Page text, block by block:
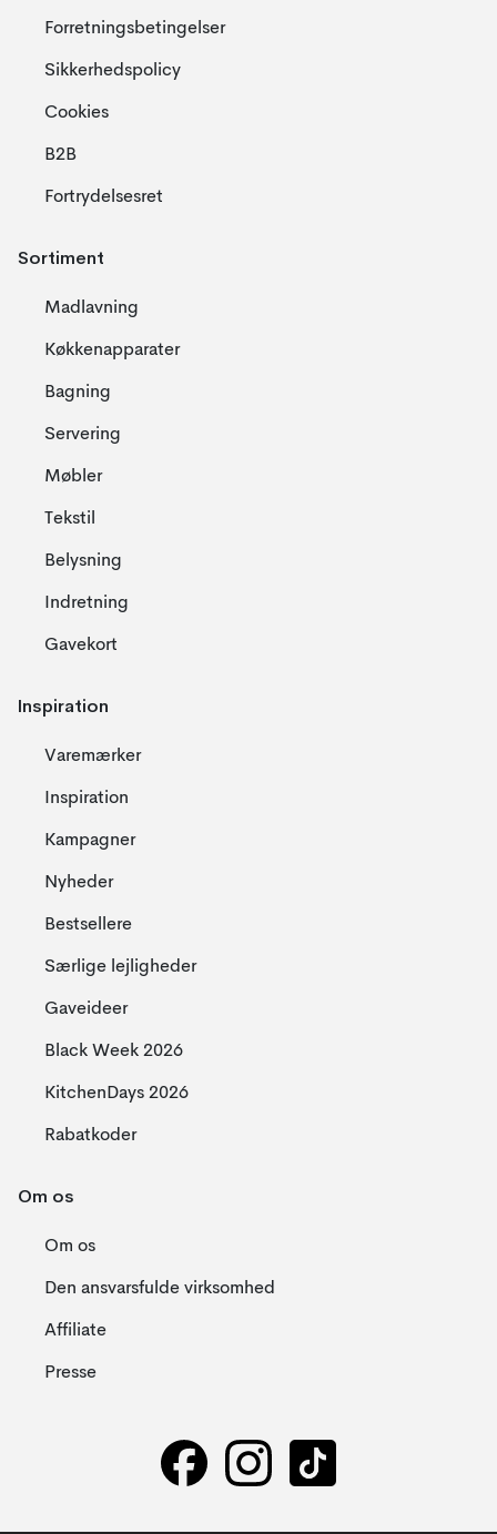
Forretningsbetingelser
Sikkerhedspolicy
Cookies
B2B
Fortrydelsesret
Sortiment
Madlavning
Køkkenapparater
Bagning
Servering
Møbler
Tekstil
Belysning
Indretning
Gavekort
Inspiration
Varemærker
Inspiration
Kampagner
Nyheder
Bestsellere
Særlige lejligheder
Gaveideer
Black Week 2026
KitchenDays 2026
Rabatkoder
Om os
Om os
Den ansvarsfulde virksomhed
Affiliate
Presse